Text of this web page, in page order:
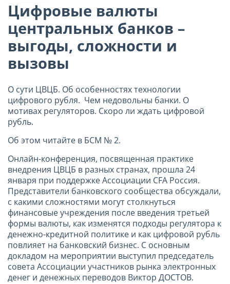
Цифровые валюты
центральных банков –
выгоды, сложности и
вызовы
О сути ЦВЦБ. Об особенностях технологии
цифрового рубля. Чем недовольны банки. О
мотивах регуляторов. Скоро ли ждать цифровой
рубль.
Об этом читайте в БСМ № 2.
Онлайн-конференция, посвященная практике
внедрения ЦВЦБ в разных странах, прошла 24
января при поддержке Ассоциации CFA Россия.
Представители банковского сообщества обсуждали,
с какими сложностями могут столкнуться
финансовые учреждения после введения третьей
формы валюты, как изменятся подходы регулятора к
денежно-кредитной политике и как цифровой рубль
повлияет на банковский бизнес. С основным
докладом на мероприятии выступил председатель
совета Ассоциации участников рынка электронных
денег и денежных переводов Виктор ДОСТОВ.